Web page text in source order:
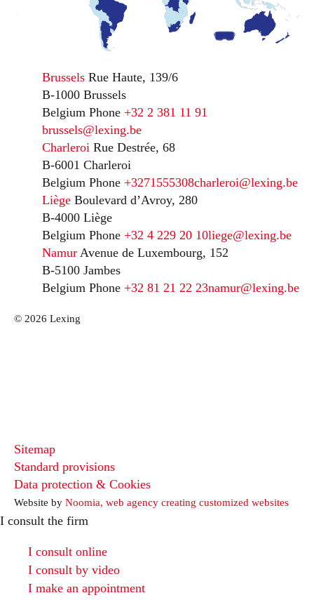
Brussels Rue Haute, 139/6
B-1000 Brussels
Belgium Phone +32 2 381 11 91
brussels@lexing.be
Charleroi Rue Destrée, 68
B-6001 Charleroi
Belgium Phone +3271555308charleroi@lexing.be
Liège Boulevard d’Avroy, 280
B-4000 Liège
Belgium Phone +32 4 229 20 10liege@lexing.be
Namur Avenue de Luxembourg, 152
B-5100 Jambes
Belgium Phone +32 81 21 22 23namur@lexing.be
© 2026 Lexing
Sitemap
Standard provisions
Data protection & Cookies
Website by Noomia, web agency creating customized websites
I consult the firm
I consult online
I consult by video
I make an appointment